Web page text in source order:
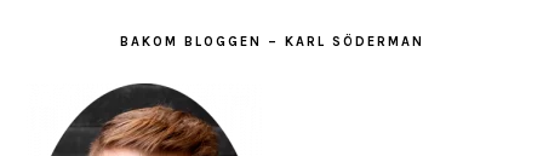
BAKOM BLOGGEN – KARL SÖDERMAN